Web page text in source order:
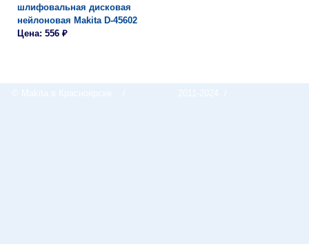
шлифовальная дисковая
нейлоновая Makita D-45602
Цена: 556 ₽